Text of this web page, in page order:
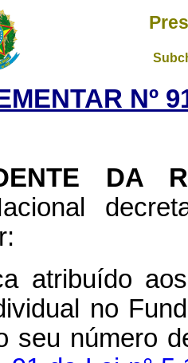
Nº
DA
atribuído
no
seu número